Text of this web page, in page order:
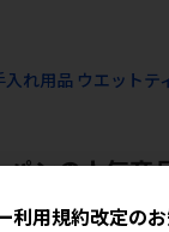
れ用品 ウエットテ
ンの人気商
利用規約改定の